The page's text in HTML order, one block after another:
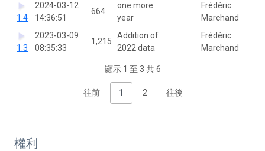
1.4
2024-03-12
14:36:51
664
one more
year
Frédéric
Marchand
1.3
2023-03-09
08:35:33
1,215
Addition of
2022 data
Frédéric
Marchand
顯示 1 至 3 共 6
往前 1 2 往後
權利